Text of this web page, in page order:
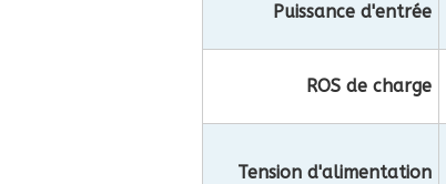
Puissance d'entrée
ROS de charge
Tension d'alimentation